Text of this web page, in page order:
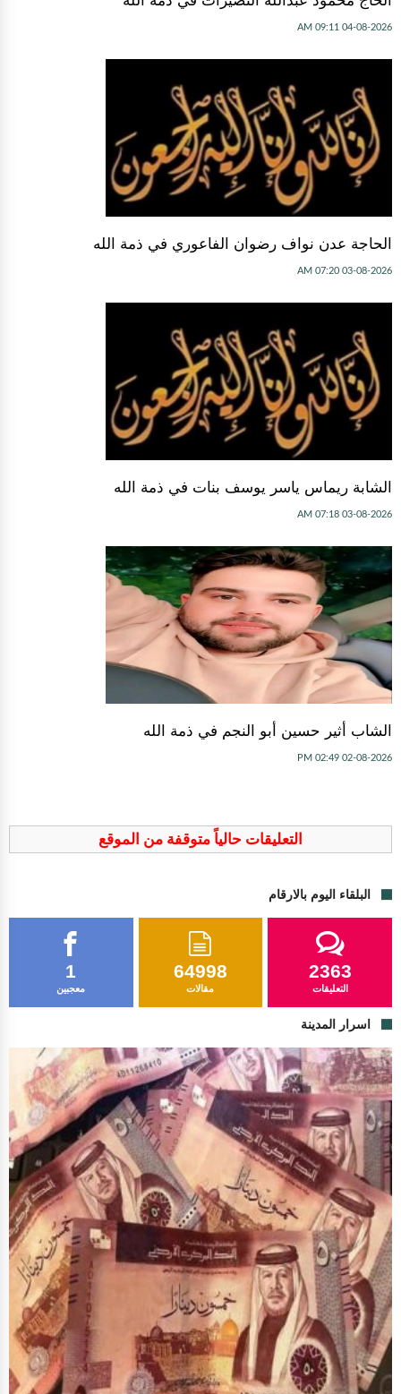
04-08-2026 09:11 AM
الحاجة عدن نواف رضوان الفاعوري في ذمة الله
03-08-2026 07:20 AM
الشابة ريماس ياسر يوسف بنات في ذمة الله
03-08-2026 07:18 AM
الشاب أثير حسين أبو النجم في ذمة الله
02-08-2026 02:49 PM
التعليقات حالياً متوقفة من الموقع
البلقاء اليوم بالارقام
1
معجبين
64998
مقالات
2363
التعليقات
اسرار المدينة